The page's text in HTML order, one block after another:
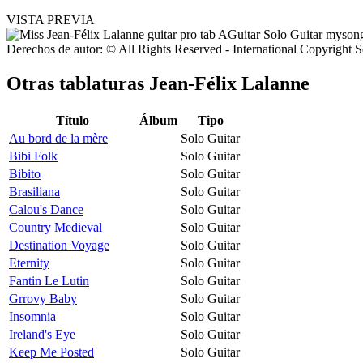
VISTA PREVIA
Derechos de autor: © All Rights Reserved - International Copyright
Otras tablaturas Jean-Félix Lalanne
Título Álbum
Tipo
Au bord de la mère
Solo Guitar
Bibi Folk
Solo Guitar
Bibito
Solo Guitar
Brasiliana
Solo Guitar
Calou's Dance
Solo Guitar
Country Medieval
Solo Guitar
Destination Voyage
Solo Guitar
Eternity
Solo Guitar
Fantin Le Lutin
Solo Guitar
Grrovy Baby
Solo Guitar
Insomnia
Solo Guitar
Ireland's Eye
Solo Guitar
Keep Me Posted
Solo Guitar